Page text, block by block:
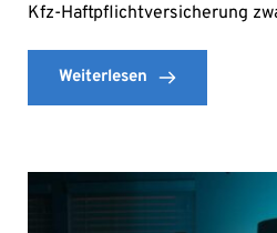
Kfz-Haftpflichtversicherung
Weiterlesen